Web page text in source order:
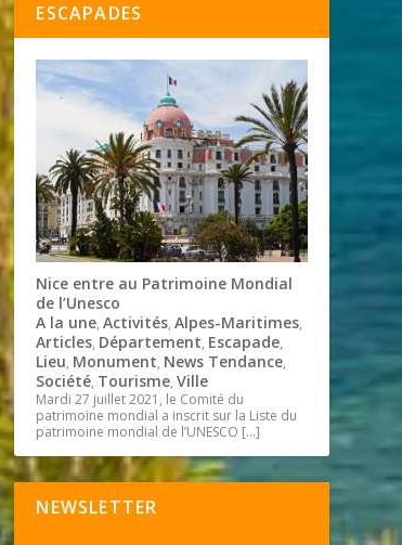
ESCAPADES
Nice entre au Patrimoine Mondial
de l’Unesco
A la une,Activités,Alpes-Maritimes,
Articles, Département, Escapade,
Lieu, Monument, News Tendance,
Société, Tourisme,Ville
Mardi 27 juillet 2021, le Comité du
patrimoine mondial a inscrit sur la Liste du
patrimoine mondial de l’UNESCO […]
NEWSLETTER